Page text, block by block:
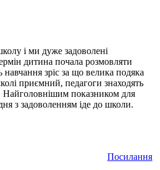
і ми дуже задоволені
дитина почала розмовляти
зріс за що велика подяка
приємний, педагоги знаходять
Найголовнішим показником для
з задоволенням іде до школи.
Посилання